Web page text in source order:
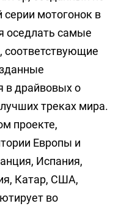
мотогонок в
оседлать самые
соответствующие
в драйвовых о
треках мира.
проекте,
Европы и
Испания,
Катар, США,
во